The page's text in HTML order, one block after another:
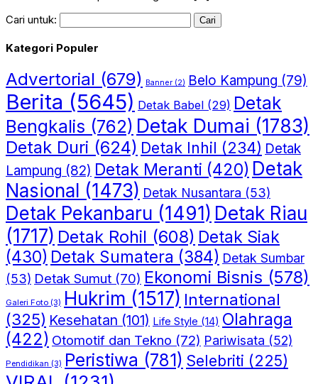
Cari untuk:
Kategori Populer
Advertorial (679) Banner (2) Belo Kampung (79)
Berita (5645) Detak Babel (29) Detak
Bengkalis (762) Detak Dumai (1783)
Detak Duri (624) Detak Inhil (234) Detak
Lampung (82) Detak Meranti (420) Detak
Nasional (1473) Detak Nusantara (53)
Detak Pekanbaru (1491) Detak Riau
(1717) Detak Rohil (608) Detak Siak
(430) Detak Sumatera (384) Detak Sumbar
(53) Detak Sumut (70) Ekonomi Bisnis (578)
Galeri Foto (3) Hukrim (1517) International
(325) Kesehatan (101) Life Style (14) Olahraga
(422) Otomotif dan Tekno (72) Pariwisata (52)
Pendidikan (3) Peristiwa (781) Selebriti (225)